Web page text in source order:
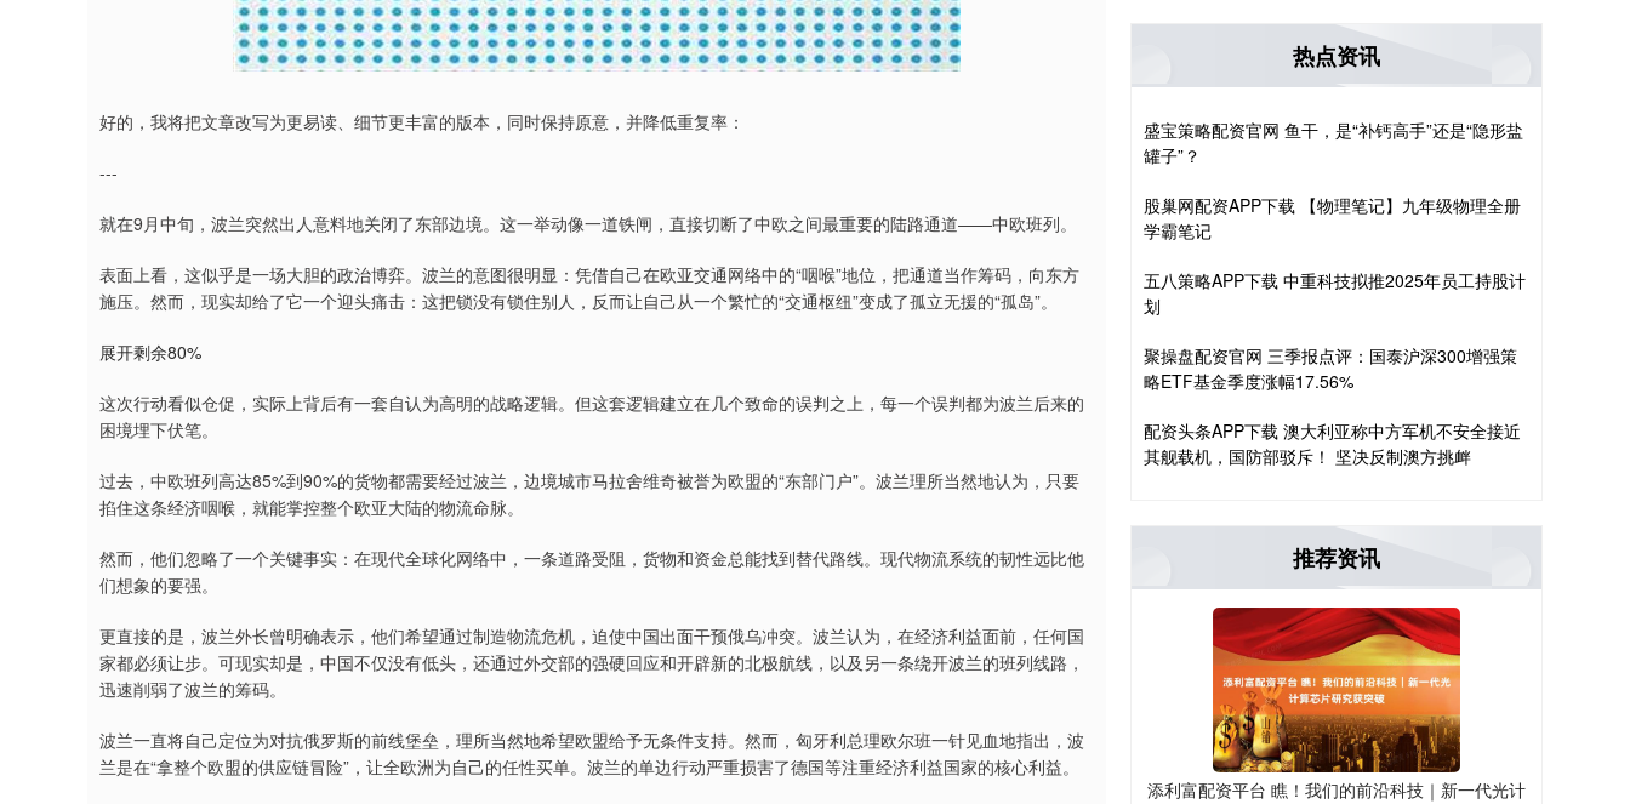
好的，我将把文章改写为更易读、细节更丰富的版本，同时保持原意，并降低重复率：
---
就在9月中旬，波兰突然出人意料地关闭了东部边境。这一举动像一道铁闸，直接切断了中欧之间最重要的陆路通道——中欧班列。
表面上看，这似乎是一场大胆的政治博弈。波兰的意图很明显：凭借自己在欧亚交通网络中的“咽喉”地位，把通道当作筹码，向东方
施压。然而，现实却给了它一个迎头痛击：这把锁没有锁住别人，反而让自己从一个繁忙的“交通枢纽”变成了孤立无援的“孤岛”。
展开剩余80%
这次行动看似仓促，实际上背后有一套自认为高明的战略逻辑。但这套逻辑建立在几个致命的误判之上，每一个误判都为波兰后来的
困境埋下伏笔。
过去，中欧班列高达85%到90%的货物都需要经过波兰，边境城市马拉舍维奇被誉为欧盟的“东部门户”。波兰理所当然地认为，只要
掐住这条经济咽喉，就能掌控整个欧亚大陆的物流命脉。
然而，他们忽略了一个关键事实：在现代全球化网络中，一条道路受阻，货物和资金总能找到替代路线。现代物流系统的韧性远比他
们想象的要强。
更直接的是，波兰外长曾明确表示，他们希望通过制造物流危机，迫使中国出面干预俄乌冲突。波兰认为，在经济利益面前，任何国
家都必须让步。可现实却是，中国不仅没有低头，还通过外交部的强硬回应和开辟新的北极航线，以及另一条绕开波兰的班列线路，
迅速削弱了波兰的筹码。
波兰一直将自己定位为对抗俄罗斯的前线堡垒，理所当然地希望欧盟给予无条件支持。然而，匈牙利总理欧尔班一针见血地指出，波
兰是在“拿整个欧盟的供应链冒险”，让全欧洲为自己的任性买单。波兰的单边行动严重损害了德国等注重经济利益国家的核心利益。
热点资讯
盛宝策略配资官网 鱼干，是“补钙高手”还是“隐形盐
罐子”？
股巢网配资APP下载 【物理笔记】九年级物理全册
学霸笔记
五八策略APP下载 中重科技拟推2025年员工持股计
划
聚操盘配资官网 三季报点评：国泰沪深300增强策
略ETF基金季度涨幅17.56%
配资头条APP下载 澳大利亚称中方军机不安全接近
其舰载机，国防部驳斥！ 坚决反制澳方挑衅
推荐资讯
添利富配资平台 瞧！我们的前沿科技｜新一代光计